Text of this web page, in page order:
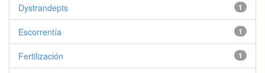
1
Dystrandepts
1
Escorrentía
1
Fertilización